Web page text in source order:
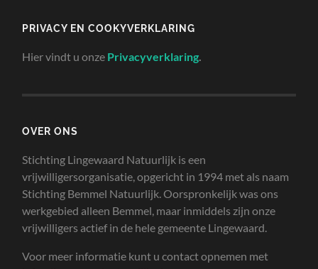
PRIVACY EN COOKYVERKLARING
Hier vindt u onze Privacyverklaring.
OVER ONS
Stichting Lingewaard Natuurlijk is een
vrijwilligersorganisatie, opgericht in 1994 met als naam
Stichting Bemmel Natuurlijk. Oorspronkelijk was ons
werkgebied alleen Bemmel, maar inmiddels zijn onze
vrijwilligers actief in de hele gemeente Lingewaard.
Voor meer informatie kunt u contact opnemen met